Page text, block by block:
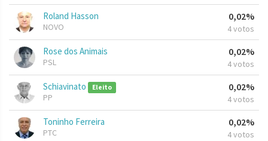
Roland Hasson
NOVO
0,02%
4 votos
Rose dos Animais
PSL
0,02%
4 votos
Schiavinato Eleito
PP
0,02%
4 votos
Toninho Ferreira
PTC
0,02%
4 votos